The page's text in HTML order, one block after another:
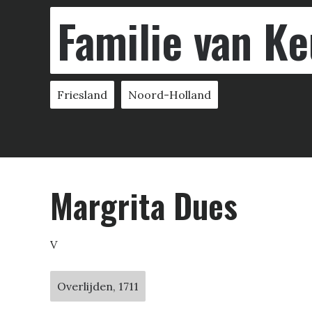
Familie van
Friesland Noord-Holland
Margrita Dues
V
Overlijden, 1711